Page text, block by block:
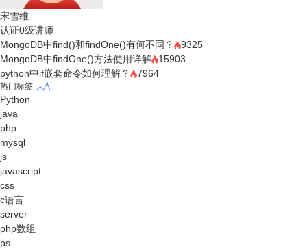
宋雪维
认证0级讲师
MongoDB中find()和findOne()有何不同？
9325
MongoDB中findOne()方法使用详解
15903
python中if嵌套命令如何理解？
7964
热门标签
Python
java
php
mysql
js
javascript
css
c语言
server
php数组
ps